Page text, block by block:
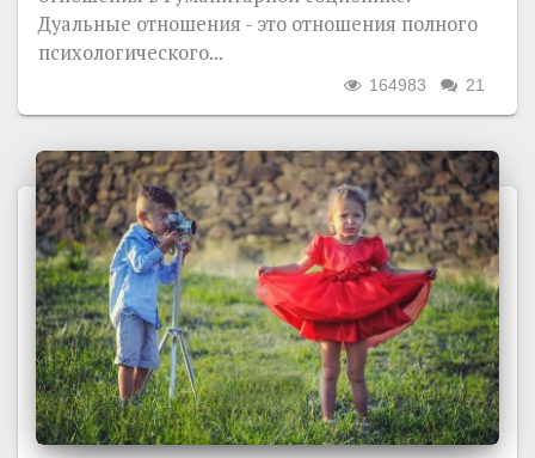
Дуальные отношения - это отношения полного
психологического...
21
164983